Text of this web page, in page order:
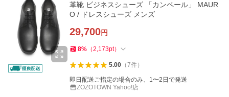
革靴 ビジネスシューズ 「カンペール」 MAUR
O / ドレスシューズ メンズ
29,700円
8% （2,173pt）
5.00（7件）
即日配送ご指定の場合のみ、1〜2日で発送
ZOZOTOWN Yahoo!店